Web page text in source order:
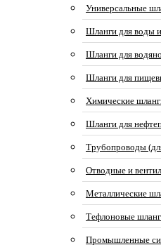
Универсальные
Шланги для воды
Шланги для
Шланги для
Химические
Шланги для
Трубопроводы
Отводные и
Металлические
Тефлоновые
Промышленные